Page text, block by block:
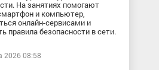
На занятиях помогают
и компьютер,
онлайн-сервисами и
правила безопасности в сети.
2026 08:58